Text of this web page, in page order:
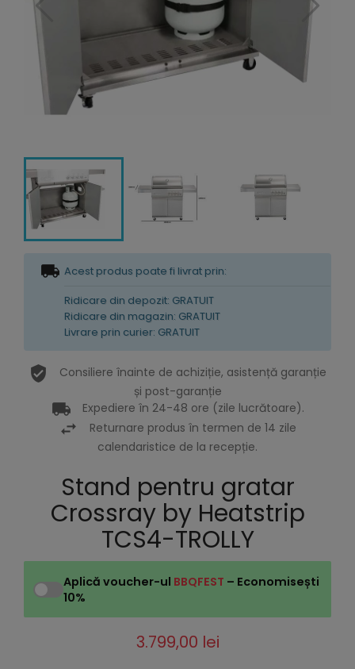
Acest produs poate fi livrat prin:
Ridicare din depozit: GRATUIT
Ridicare din magazin: GRATUIT
Livrare prin curier: GRATUIT
Consiliere înainte de achiziție, asistență garanție
și post-garanție
Expediere în 24-48 ore (zile lucrătoare).
Returnare produs în termen de 14 zile
calendaristice de la recepție.
Stand pentru gratar
Crossray by Heatstrip
TCS4-TROLLY
Aplică voucher-ul BBQFEST – Economisești
10%
3.799,00 lei